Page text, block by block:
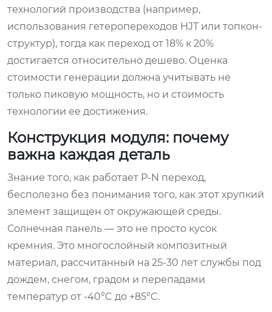
технологий производства (например,
использования гетеропереходов HJT или топкон-
структур), тогда как переход от 18% к 20%
достигается относительно дешево. Оценка
стоимости генерации должна учитывать не
только пиковую мощность, но и стоимость
технологии ее достижения.
Конструкция модуля: почему
важна каждая деталь
Знание того, как работает P-N переход,
бесполезно без понимания того, как этот хрупкий
элемент защищен от окружающей среды.
Солнечная панель — это не просто кусок
кремния. Это многослойный композитный
материал, рассчитанный на 25-30 лет службы под
дождем, снегом, градом и перепадами
температур от -40°C до +85°C.